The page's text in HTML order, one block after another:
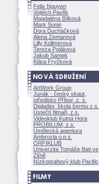
Felix Nguyen
Vojtěch Pavlík
Magdaléna Bílkov
Mark Sonin
Dora Ducháčkov
Alena Zemanov
Lilly Kollmerov
Tereza Polákov
Jakub Samek
Klára Fryčkov
ArtWork Group
Junák - český skaut,
středisko Příbor, z. s.
Digladior, škola šermu z.s.
Ústečtí filmaři, z.s.
Videoklub Kutná Hora
PROBILUM, z.s.
Umělecká agentura
Ambrozia o.p.s.
ORFIKLUB
Univerzita Tomáše Bati ve
Zlíně
Nízkoprahový klub Pacific